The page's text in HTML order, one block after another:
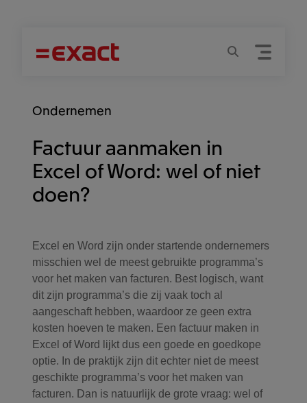
Menu
Zoeken
Ondernemen
Factuur aanmaken in
Excel of Word: wel of niet
doen?
Excel en Word zijn onder startende ondernemers
misschien wel de meest gebruikte programma’s
voor het maken van facturen. Best logisch, want
dit zijn programma’s die zij vaak toch al
aangeschaft hebben, waardoor ze geen extra
kosten hoeven te maken. Een factuur maken in
Excel of Word lijkt dus een goede en goedkope
optie. In de praktijk zijn dit echter niet de meest
geschikte programma’s voor het maken van
facturen. Dan is natuurlijk de grote vraag: wel of